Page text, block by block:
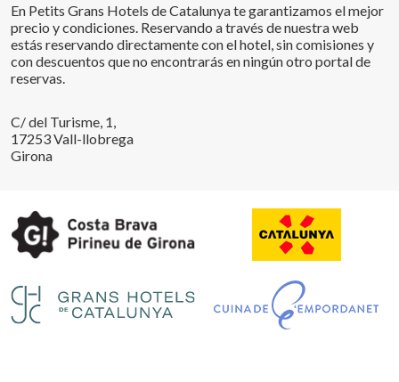
En Petits Grans Hotels de Catalunya te garantizamos el mejor
precio y condiciones. Reservando a través de nuestra web
estás reservando directamente con el hotel, sin comisiones y
con descuentos que no encontrarás en ningún otro portal de
reservas.
C/ del Turisme, 1,
17253 Vall-llobrega
Girona